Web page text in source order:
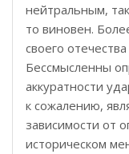
нейтральным,
то виновен.
своего
Бессмысленны
аккуратности
к сожалению,
зависимости от
историческом